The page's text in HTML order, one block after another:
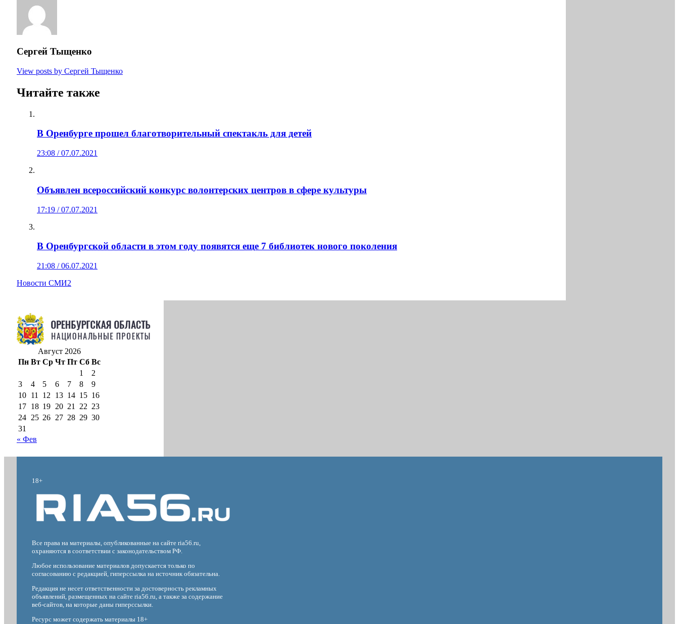
Сергей Тыщенко
View posts by Сергей Тыщенко
Читайте также
В Оренбурге прошел благотворительный спектакль для детей
23:08 / 07.07.2021
Объявлен всероссийский конкурс волонтерских центров в сфере культуры
17:19 / 07.07.2021
В Оренбургской области в этом году появятся еще 7 библиотек нового поколения
21:08 / 06.07.2021
Новости СМИ2
Август 2026
Пн Вт Ср Чт Пт Сб Вс
1
2
3
4 5 6 7 8
9
10 11 12 13 14 15 16
17 18 19 20 21 22 23
24 25 26 27 28 29 30
31
« Фев
18+
Все права на материалы, опубликованные на сайте ria56.ru,
охраняются в соответствии с законодательством РФ.
Любое использование материалов допускается только по
согласованию с редакцией, гиперссылка на источник обязательна.
Редакция не несет ответственности за достоверность рекламных
объявлений, размещенных на сайте ria56.ru, а также за содержание
веб-сайтов, на которые даны гиперссылки.
Ресурс может содержать материалы 18+